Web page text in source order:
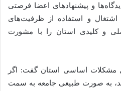
و پیشنهادهای اعضا فرصتی
اشتغال و استفاده از ظرفیت‌های
و کلیدی استان را با مشورت
مشکلات اساسی استان گفت: اگر
به صورت طبیعی جامعه به سمت